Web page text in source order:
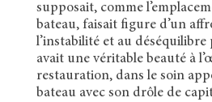
supposait, comme
bateau, faisait figure d’un
l’instabilité et au
avait une véritable beauté à
restauration, dans le soin
bateau avec son drôle de